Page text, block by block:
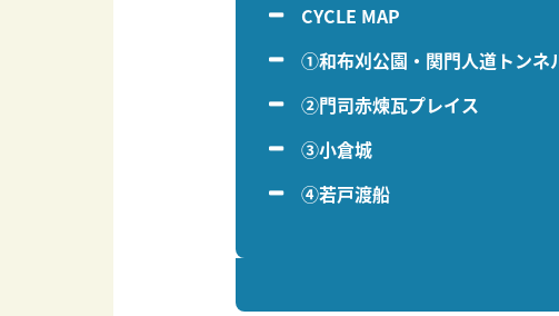
CYCLE MAP
①和布刈公園・関門人道トンネ
②門司赤煉瓦プレイス
③小倉城
④若戸渡船